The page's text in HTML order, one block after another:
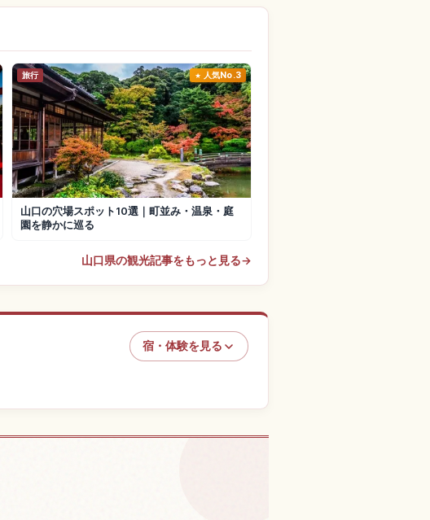
旅行 人気No.3
山口の穴場スポット10選｜町並み・温泉・庭
園を静かに巡る
山口県の観光記事をもっと見る→
宿・体験を見る